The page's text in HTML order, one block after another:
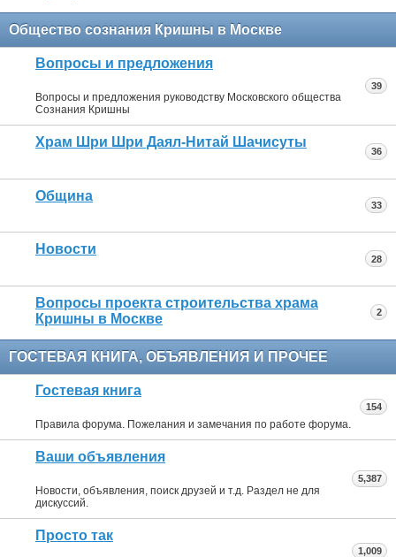
Общество сознания Кришны в Москве
Вопросы и предложения
Вопросы и предложения руководству Московского общества
Сознания Кришны
39
Храм Шри Шри Даял-Нитай Шачисуты
36
Община
33
Новости
28
Вопросы проекта строительства храма
Кришны в Москве
2
ГОСТЕВАЯ КНИГА, ОБЪЯВЛЕНИЯ И ПРОЧЕЕ
Гостевая книга
Правила форума. Пожелания и замечания по работе форума.
154
Ваши объявления
Новости, объявления, поиск друзей и т.д. Раздел не для
дискуссий.
5,387
Просто так
1,009